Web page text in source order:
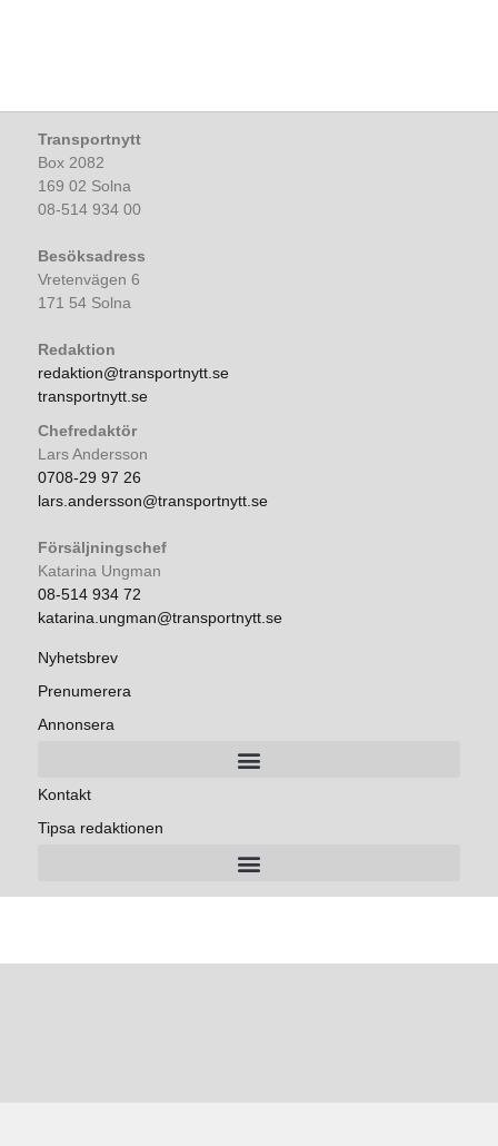
Transportnytt
Box 2082
169 02 Solna
08-514 934 00
Besöksadress
Vretenvägen 6
171 54 Solna
Redaktion
redaktion@transportnytt.se
transportnytt.se
Chefredaktör
Lars Andersson
0708-29 97 26
lars.andersson@transportnytt.se
Försäljningschef
Katarina Ungman
08-514 934 72
katarina.ungman@transportnytt.se
Nyhetsbrev
Prenumerera
Annonsera
Kontakt
Tipsa redaktionen